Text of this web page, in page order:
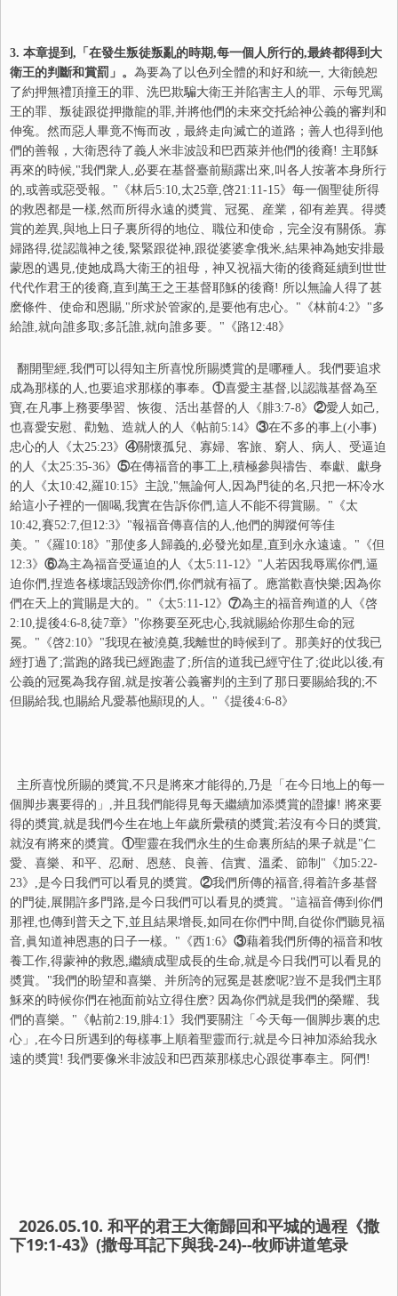
3. 本章提到,「在發生叛徒叛亂的時期,每一個人所行的,最終都得到大
衛王的判斷和賞罰」。 為要為了以色列全體的和好和統一, 大衛饒恕
了約押無禮頂撞王的罪、洗巴欺騙大衛王并陷害主人的罪、示每咒罵
王的罪、叛徒跟從押撒龍的罪,并將他們的未來交托給神公義的審判和
伸寃。然而惡人畢竟不悔而改，最終走向滅亡的道路；善人也得到他
們的善報，大衛恩待了義人米非波設和巴西萊并他們的後裔! 主耶穌
再來的時候,"我們衆人,必要在基督臺前顯露出來,叫各人按著本身所行
的,或善或惡受報。"《林后5:10,太25章,啓21:11-15》每一個聖徒所得
的救恩都是一樣,然而所得永遠的奬賞、冠冕、産業，卻有差異。得奬
賞的差異,與地上日子裏所得的地位、職位和使命，完全沒有關係。寡
婦路得,從認識神之後,緊緊跟從神,跟從婆婆拿俄米,結果神為她安排最
蒙恩的遇見,使她成爲大衛王的祖母，神又祝福大衛的後裔延續到世世
代代作君王的後裔,直到萬王之王基督耶穌的後裔! 所以無論人得了甚
麽條件、使命和恩賜,"所求於管家的,是要他有忠心。"《林前4:2》"多
給誰,就向誰多取;多託誰,就向誰多要。"《路12:48》
翻開聖經,我們可以得知主所喜悅所賜奬賞的是哪種人。我們要追求
成為那樣的人,也要追求那樣的事奉。 ①喜愛主基督,以認識基督為至
寶,在凡事上務要學習、恢復、活出基督的人《腓3:7-8》 ②愛人如己,
也喜愛安慰、勸勉、造就人的人《帖前5:14》 ③在不多的事上(小事)
忠心的人《太25:23》 ④關懷孤兒、寡婦、客旅、窮人、病人、受逼迫
的人《太25:35-36》 ⑤在傳福音的事工上,積極參與禱告、奉獻、獻身
的人《太10:42,羅10:15》主說,"無論何人,因為門徒的名,只把一杯冷水
給這小子裡的一個喝,我實在告訴你們,這人不能不得賞賜。"《太
10:42,賽52:7,但12:3》"報福音傳喜信的人,他們的脚蹤何等佳
美。"《羅10:18》"那使多人歸義的,必發光如星,直到永永遠遠。"《但
12:3》 ⑥為主為福音受逼迫的人《太5:11-12》"人若因我辱罵你們,逼
迫你們,捏造各樣壞話毁謗你們,你們就有福了。應當歡喜快樂;因為你
們在天上的賞賜是大的。"《太5:11-12》 ⑦為主的福音殉道的人《啓
2:10,提後4:6-8,徒7章》"你務要至死忠心,我就賜給你那生命的冠
冕。"《啓2:10》"我現在被澆奠,我離世的時候到了。那美好的仗我已
經打過了;當跑的路我已經跑盡了;所信的道我已經守住了;從此以後,有
公義的冠冕為我存留,就是按著公義審判的主到了那日要賜給我的;不
但賜給我,也賜給凡愛慕他顯現的人。"《提後4:6-8》
主所喜悅所賜的奬賞,不只是將來才能得的,乃是「在今日地上的每一
個脚步裏要得的」,并且我們能得見每天繼續加添奬賞的證據! 將來要
得的奬賞,就是我們今生在地上年歲所纍積的奬賞;若沒有今日的奬賞,
就沒有將來的奬賞。 ①聖靈在我們永生的生命裏所結的果子就是"仁
愛、喜樂、和平、忍耐、恩慈、良善、信實、溫柔、節制"《加5:22-
23》,是今日我們可以看見的奬賞。 ②我們所傳的福音,得着許多基督
的門徒,展開許多門路,是今日我們可以看見的奬賞。"這福音傳到你們
那裡,也傳到普天之下,並且結果增長,如同在你們中間,自從你們聽見福
音,眞知道神恩惠的日子一樣。"《西1:6》 ③藉着我們所傳的福音和牧
養工作,得蒙神的救恩,繼續成聖成長的生命,就是今日我們可以看見的
奬賞。"我們的盼望和喜樂、并所誇的冠冕是甚麽呢?豈不是我們主耶
穌來的時候你們在祂面前站立得住麽? 因為你們就是我們的榮耀、我
們的喜樂。"《帖前2:19,腓4:1》我們要關注「今天每一個脚步裏的忠
心」,在今日所遇到的每樣事上順着聖靈而行;就是今日神加添給我永
遠的奬賞! 我們要像米非波設和巴西萊那樣忠心跟從事奉主。阿們!
2026.05.10. 和平的君王大衛歸回和平城的過程《撒
下19:1-43》 (撒母耳記下與我-24)--牧师讲道笔录